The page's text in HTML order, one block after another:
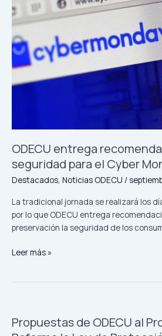
ODECU entrega
seguridad para el Cyber
Destacados, Noticias ODECU /
La tradicional jornada se realizará los
por lo que ODECU entrega
preservación la seguridad de los
2023
Leer más »
Propuestas de ODECU al
de
ODECU